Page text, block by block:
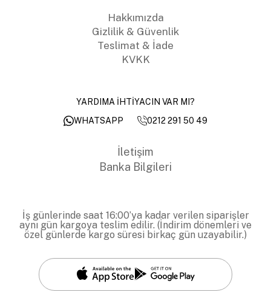
Hakkımızda
Gizlilik & Güvenlik
Teslimat & İade
KVKK
YARDIMA İHTİYACIN VAR MI?
WHATSAPP
0212 291 50 49
İletişim
Banka Bilgileri
İş günlerinde saat 16:00’ya kadar verilen siparişler
aynı gün kargoya teslim edilir. (İndirim dönemleri ve
özel günlerde kargo süresi birkaç gün uzayabilir.)